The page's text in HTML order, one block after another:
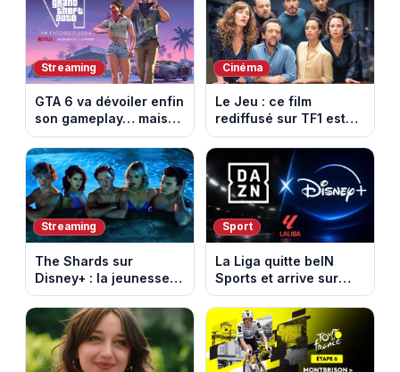
nouvelles histoires
d’amour
Tournon-sur-Rhône
Streaming
GTA 6 va dévoiler enfin
son gameplay… mais
d’abord sur Netflix
Cinéma
Le Jeu : ce film
rediffusé sur TF1 est
adapté d’un succès
italien devenu un
phénomène mondial
Streaming
The Shards sur
Disney+ : la jeunesse
dorée de Los Angeles
face à un tueur dans
les années 80
Sport
La Liga quitte beIN
Sports et arrive sur
DAZN et Disney+ en
France